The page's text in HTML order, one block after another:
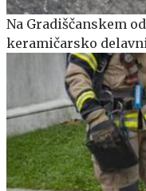
Na Gradiščanskem
keramičarsko